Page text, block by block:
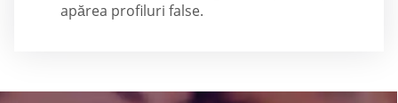
apărea profiluri false.